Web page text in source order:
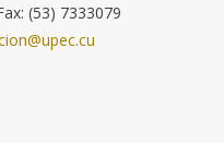
(53) 7333079